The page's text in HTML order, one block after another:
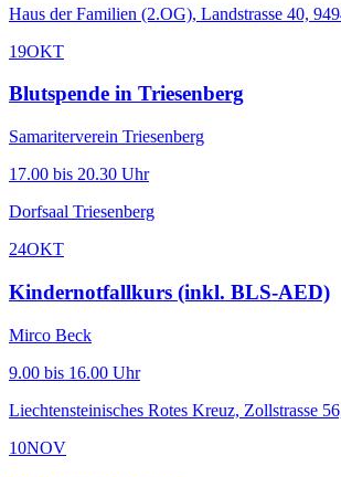
Haus der Familien (2.OG), Landstrasse 40,
19OKT
Blutspende in Triesenberg
Samariterverein Triesenberg
17.00 bis 20.30 Uhr
Dorfsaal Triesenberg
24OKT
Kindernotfallkurs (inkl. BLS-AED)
Mirco Beck
9.00 bis 16.00 Uhr
Liechtensteinisches Rotes Kreuz, Zollstrasse
10NOV